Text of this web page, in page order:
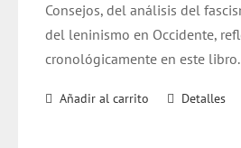
Consejos, del análisis del
del leninismo en Occidente,
cronológicamente en este libro.
Añadir al carrito Detalles